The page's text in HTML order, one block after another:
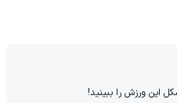
این ورزش را ببینید!